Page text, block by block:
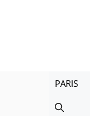
PARIS